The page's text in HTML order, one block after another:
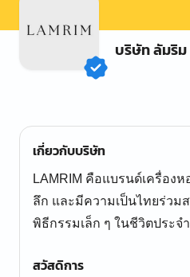
บริษัท ลัมริม
เกี่ยวกับบริษัท
LAMRIM คือแบรนด์เครื่อง
ลึก และมีความเป็นไทยร่วม
พิธีกรรมเล็ก ๆ ในชีวิตประจ
สวัสดิการ